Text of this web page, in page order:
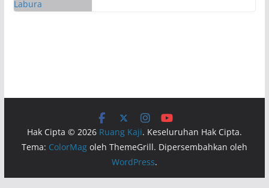
Hak Cipta © 2026 Ruang Kaji. Keseluruhan Hak Cipta.
Tema: ColorMagoleh ThemeGrill. Dipersembahkan oleh
WordPress.